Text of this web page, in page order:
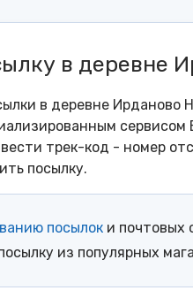
в деревне
в деревне Ирданово
трек-код - номер
посылку.
посылок и почтовых
из популярных